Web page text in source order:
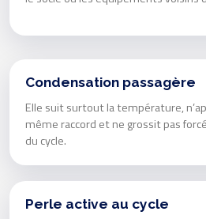
Condensation passagère
Elle suit surtout la température,
même raccord et ne grossit pas
du cycle.
Perle active au cycle